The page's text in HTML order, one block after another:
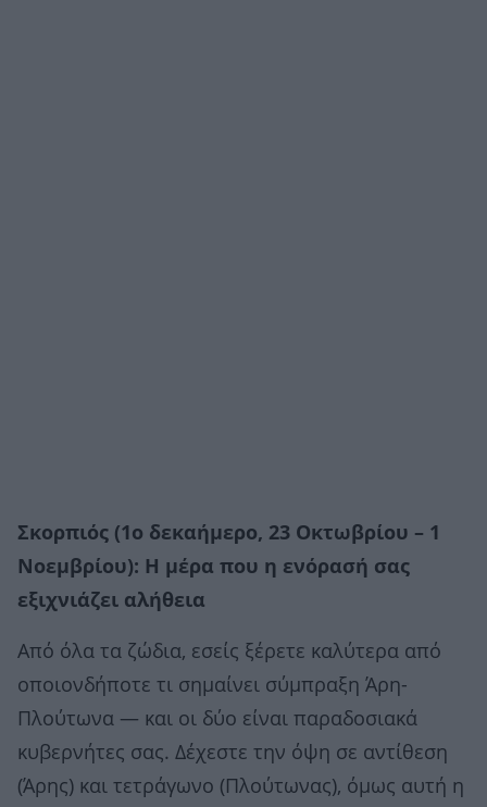
Σκορπιός (1ο δεκαήμερο, 23 Οκτωβρίου – 1
Νοεμβρίου): Η μέρα που η ενόρασή σας
εξιχνιάζει αλήθεια
Από όλα τα ζώδια, εσείς ξέρετε καλύτερα από
οποιονδήποτε τι σημαίνει σύμπραξη Άρη-
Πλούτωνα — και οι δύο είναι παραδοσιακά
κυβερνήτες σας. Δέχεστε την όψη σε αντίθεση
(Άρης) και τετράγωνο (Πλούτωνας), όμως αυτή η